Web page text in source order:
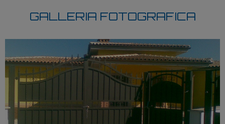
GALLERIA FOTOGRAFICA